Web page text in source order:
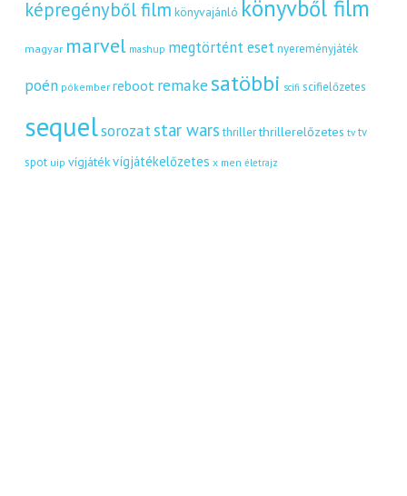
képregényből film könyvajánló könyvből film
magyar marvel mashup megtörtént eset nyereményjáték
poén pókember reboot remakesatöbbi scifi scifielőzetes
sequelsorozatstar wars thriller thrillerelőzetes tv tv
spot uip vígjátékvígjátékelőzetes x men életrajz